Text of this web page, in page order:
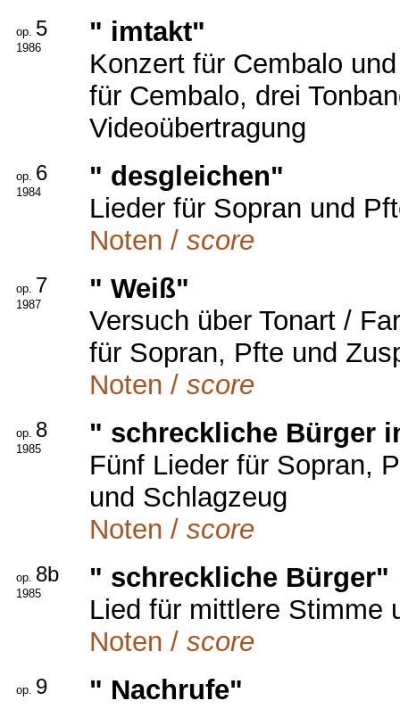
op. 5
1986
" imtakt"
Konzert für Cembalo
für Cembalo, drei
Videoübertragung
op. 6
1984
" desgleichen"
Lieder für Sopran und
Noten / score
op. 7
1987
" Weiß"
Versuch über Tonart /
für Sopran, Pfte und
Noten / score
op. 8
1985
" schreckliche Bürger
Fünf Lieder für Sopran,
und Schlagzeug
Noten / score
op. 8b
1985
" schreckliche Bürger"
Lied für mittlere Stimme
Noten / score
op. 9
" Nachrufe"